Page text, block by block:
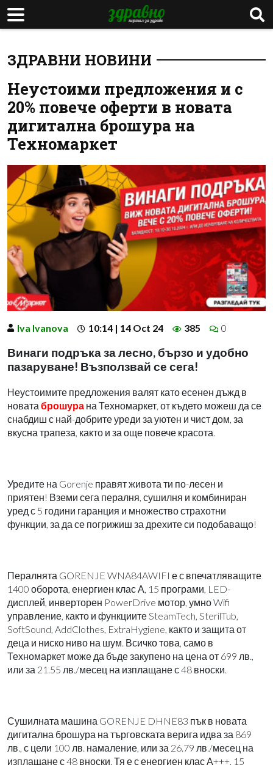
ЗДРАВНИ НОВИНИ
Неустоими предложения и с
20% повече оферти в новата
дигитална брошура на
Техномаркет
Iva Ivanova 10:14 | 14 Oct 24 385 0
Винаги подръка за лесно, бързо и удобно
пазаруване! Възползвай се сега!
Неустоимите предложения валят като есенен дъжд в
новата брошура на Техномаркет, от където можеш да се
снабдиш с най-добрите уреди за уютен и чист дом, за
вкусна трапеза, както и за още повече красота.
Уредите на Gorenje правят живота ти по-лесен и
приятен! Вземи сега пералня, сушилня и комбиниран
уред с 5 години гаранция и множество страхотни
функции, за да се погрижиш за дрехите си подобаващо!
Пералнята GORENJE WNA84AWIFI е с впечатляващите
1400 оборота, енергиен клас А, 15 програми, LED-
дисплей, инверторен PowerDrive мотор, умно Wifi
управление, както и функциите SteamTech, SterilTub,
SoftSound, AddClothes, ExtraHygiene, както и защита от
деца и ниско ниво на шум. Всичко това, само в
Техномаркет може да бъде закупено на цена от 699 лв.,
или за 21.55 лв./месец на изплащане с 48 вноски.
Сушилната машина GORENJE DHNE83 пък в новата
дигитална брошура на търговската верига идва за 869
лв., с цели 100 лв. намаление, или за 26.79 лв./месец на
изплащане с 48 вноски. Тя е с енергиен клас А+++, 15